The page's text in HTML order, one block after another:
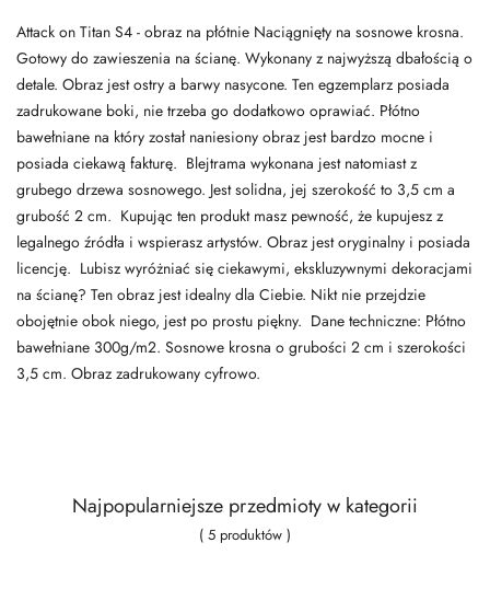
Attack on Titan S4 - obraz na płótnie Naciągnięty na sosnowe krosna.
Gotowy do zawieszenia na ścianę. Wykonany z najwyższą dbałością o
detale. Obraz jest ostry a barwy nasycone. Ten egzemplarz posiada
zadrukowane boki, nie trzeba go dodatkowo oprawiać. Płótno
bawełniane na który został naniesiony obraz jest bardzo mocne i
posiada ciekawą fakturę. Blejtrama wykonana jest natomiast z
grubego drzewa sosnowego. Jest solidna, jej szerokość to 3,5 cm a
grubość 2 cm. Kupując ten produkt masz pewność, że kupujesz z
legalnego źródła i wspierasz artystów. Obraz jest oryginalny i posiada
licencję. Lubisz wyróżniać się ciekawymi, ekskluzywnymi dekoracjami
na ścianę? Ten obraz jest idealny dla Ciebie. Nikt nie przejdzie
obojętnie obok niego, jest po prostu piękny. Dane techniczne: Płótno
bawełniane 300g/m2. Sosnowe krosna o grubości 2 cm i szerokości
3,5 cm. Obraz zadrukowany cyfrowo.
Najpopularniejsze przedmioty w kategorii
( 5 produktów )